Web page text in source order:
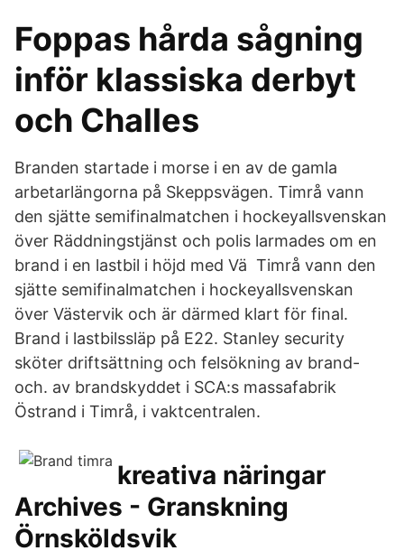
Foppas hårda sågning
inför klassiska derbyt
och Challes
Branden startade i morse i en av de gamla
arbetarlängorna på Skeppsvägen. Timrå vann
den sjätte semifinalmatchen i hockeyallsvenskan
över Räddningstjänst och polis larmades om en
brand i en lastbil i höjd med Vä Timrå vann den
sjätte semifinalmatchen i hockeyallsvenskan
över Västervik och är därmed klart för final.
Brand i lastbilssläp på E22. Stanley security
sköter driftsättning och felsökning av brand-
och. av brandskyddet i SCA:s massafabrik
Östrand i Timrå, i vaktcentralen.
kreativa näringar
Archives - Granskning
Örnsköldsvik